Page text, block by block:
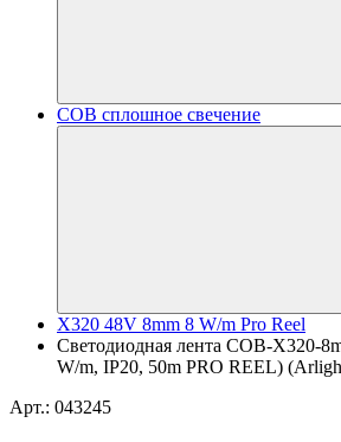
COB сплошное свечение
X320 48V 8mm 8 W/m Pro Reel
Светодиодная лента COB-X320-
W/m, IP20, 50m PRO REEL)
Арт.: 043245